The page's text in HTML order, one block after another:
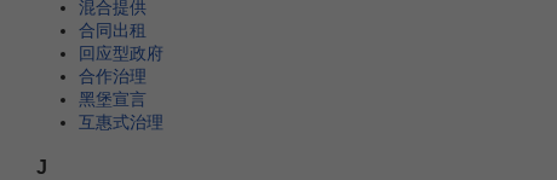
混合提供
合同出租
回应型政府
合作治理
黑堡宣言
互惠式治理
J